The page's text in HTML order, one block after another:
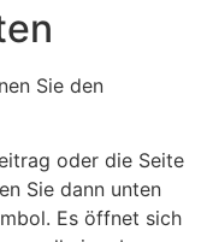
Sie den
oder die Seite
Sie dann unten
Es öffnet sich